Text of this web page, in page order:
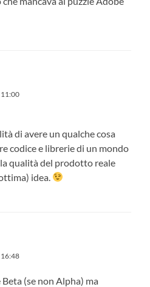
11:00
di avere un qualche cosa
codice e librerie di un mondo
qualità del prodotto reale
idea.
16:48
(se non Alpha) ma